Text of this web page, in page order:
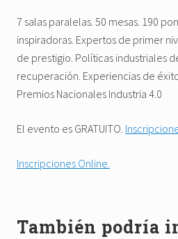
7 salas paralelas. 50 mesas. 190
inspiradoras. Expertos de primer
de prestigio. Políticas industriales
recuperación. Experiencias de
Premios Nacionales Industria 4.0
El evento es GRATUITO.
Inscripciones Online.
También podría